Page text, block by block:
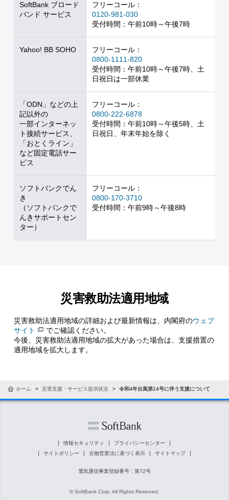
SoftBank ブロード
バンド サービス
フリーコール：
0120-981-030
受付時間：午前10時～午後7時
Yahoo! BB SOHO
フリーコール：
0800-1111-820
受付時間：午前10時～午後7時、土
日祝日は一部休業
「ODN」などの上
記以外の
一部インターネッ
ト接続サービス、
「おとくライン」
など固定電話サー
ビス
フリーコール：
0800-222-6878
受付時間：午前10時～午後5時、土
日祝日、年末年始を除く
ソフトバンクでん
き
（ソフトバンクで
んきサポートセン
ター）
フリーコール：
0800-170-3710
受付時間：午前9時～午後8時
災害救助法適用地域
災害救助法適用地域の詳細および最新情報は、内閣府のウェブ
サイト
でご確認ください。
今後、災害救助法適用地域の拡大があった場合は、支援措置の
適用地域を拡大します。
ホーム 災害支援・サービス提供状況 令和4年台風第14号に伴う支援について
情報セキュリティ
プライバシーセンター
サイトポリシー
古物営業法に基づく表示 サイトマップ
電気通信事業登録番号：第72号
© SoftBank Corp. All Rights Reserved.